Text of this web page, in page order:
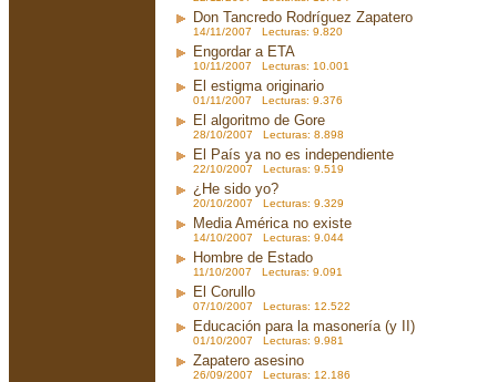
Don Tancredo Rodríguez Zapatero
14/11/2007 Lecturas: 9.820
Engordar a ETA
10/11/2007 Lecturas: 10.001
El estigma originario
01/11/2007 Lecturas: 9.376
El algoritmo de Gore
28/10/2007 Lecturas: 8.898
El País ya no es independiente
22/10/2007 Lecturas: 9.519
¿He sido yo?
20/10/2007 Lecturas: 9.329
Media América no existe
14/10/2007 Lecturas: 9.044
Hombre de Estado
11/10/2007 Lecturas: 9.091
El Corullo
07/10/2007 Lecturas: 12.522
Educación para la masonería (y II)
01/10/2007 Lecturas: 9.981
Zapatero asesino
26/09/2007 Lecturas: 12.186